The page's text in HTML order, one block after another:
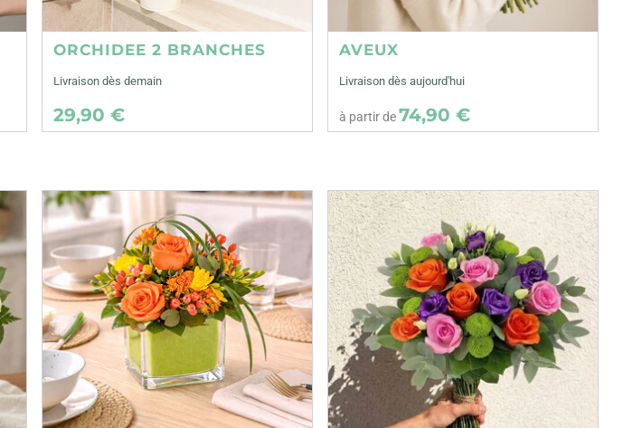
ORCHIDEE 2 BRANCHES
Livraison dès demain
29,90 €
AVEUX
Livraison dès aujourd'hui
à partir de74,90 €